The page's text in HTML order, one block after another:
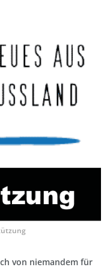
von niemandem für